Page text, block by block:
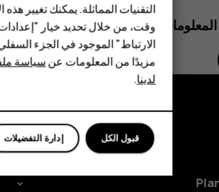
مفيدة؟
التقنيات المماثلة. يمكنك تغيير
وقت، من خلال تحديد خيار
الارتباط" الموجود في الجزء
مزيدًا من المعلومات عنسياسة
لدينا.
إدارة التفضيلات قبول الكل